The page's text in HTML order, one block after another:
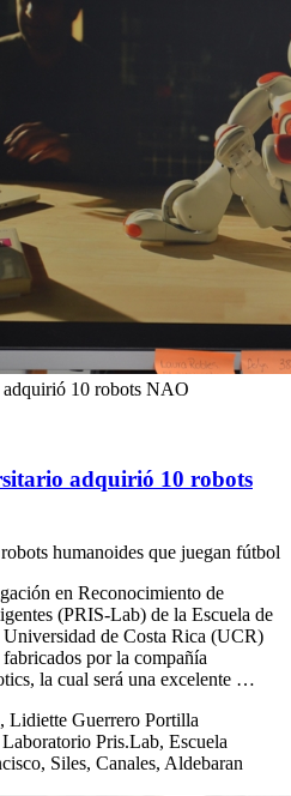
10 robots NAO
adquirió 10 robots
humanoides que juegan fútbol
en Reconocimiento de
(PRIS-Lab) de la Escuela de
de Costa Rica (UCR)
por la compañía
la cual será una excelente …
Lidiette Guerrero Portilla
Pris.Lab, Escuela
Siles, Canales, Aldebaran